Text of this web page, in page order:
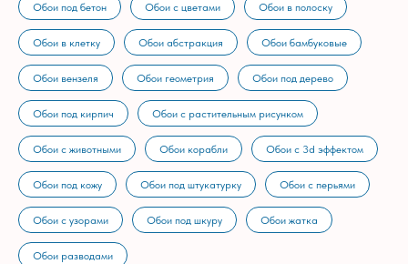
Обои под бетон Обои с цветами Обои в полоску
Обои в клетку Обои абстракция Обои бамбуковые
Обои вензеля Обои геометрия Обои под дерево
Обои под кирпич Обои с растительным рисунком
Обои с животными Обои корабли Обои с 3d эффектом
Обои под кожу Обои под штукатурку Обои с перьями
Обои с узорами Обои под шкуру Обои жатка
Обои разводами